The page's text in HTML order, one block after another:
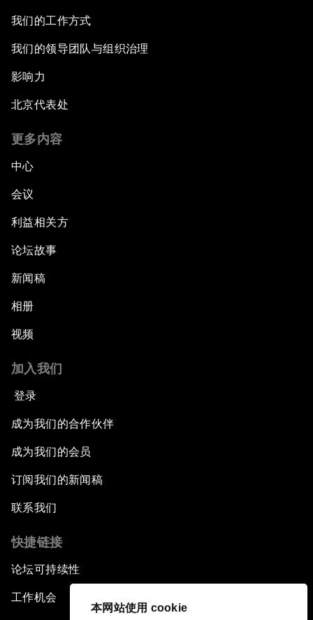
本网站使用 cookie
我们的工作方式
我们的领导团队与组织治理
影响力
北京代表处
更多内容
中心
会议
利益相关方
论坛故事
新闻稿
相册
视频
加入我们
登录
成为我们的合作伙伴
成为我们的会员
订阅我们的新闻稿
联系我们
快捷链接
论坛可持续性
工作机会